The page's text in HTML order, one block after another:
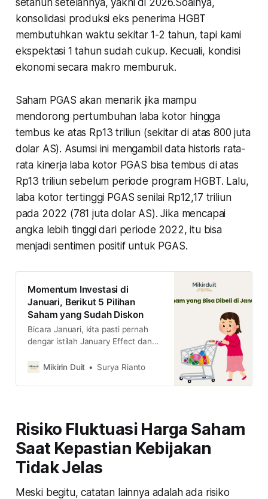
konsolidasi produksi eks penerima HGBT
membutuhkan waktu sekitar 1-2 tahun, tapi kami
ekspektasi 1 tahun sudah cukup. Kecuali, kondisi
ekonomi secara makro memburuk.
Saham PGAS akan menarik jika mampu
mendorong pertumbuhan laba kotor hingga
tembus ke atas Rp13 triliun (sekitar di atas 800 juta
dolar AS). Asumsi ini mengambil data historis rata-
rata kinerja laba kotor PGAS bisa tembus di atas
Rp13 triliun sebelum periode program HGBT. Lalu,
laba kotor tertinggi PGAS senilai Rp12,17 triliun
pada 2022 (781 juta dolar AS). Jika mencapai
angka lebih tinggi dari periode 2022, itu bisa
menjadi sentimen positif untuk PGAS.
Momentum Investasi di
Januari, Berikut 5 Pilihan
Saham yang Sudah Diskon
Bicara Januari, kita pasti pernah
dengar istilah January Effect dan
pilihan saham yang bisa dibeli di
terbaiknya di sini
Mikirin Duit Surya Rianto
Risiko Fluktuasi Harga Saham
Saat Kepastian Kebijakan
Tidak Jelas
Meski begitu, catatan lainnya adalah ada risiko